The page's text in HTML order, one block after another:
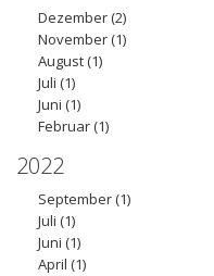
Dezember(2)
November(1)
August(1)
Juli (1)
Juni (1)
Februar(1)
2022
September(1)
Juli (1)
Juni (1)
April (1)